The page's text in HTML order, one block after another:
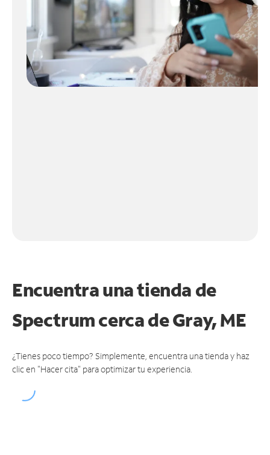
Encuentra una tienda de
Spectrumcerca de Gray, ME
¿Tienes poco tiempo? Simplemente, encuentra una tienda y haz
clic en "Hacer cita" para optimizar tu experiencia.